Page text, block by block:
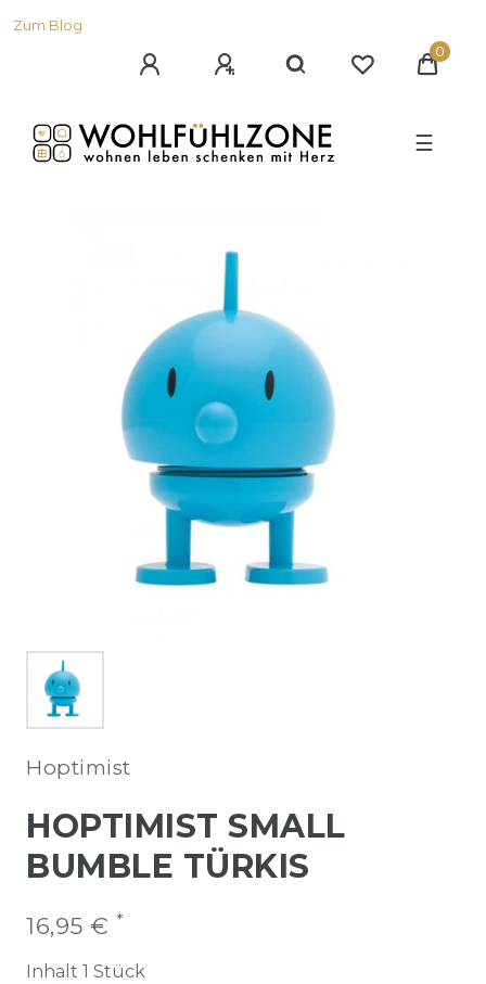
Zum Blog
0
☰
Hoptimist
HOPTIMIST SMALL
BUMBLE TÜRKIS
16,95 € *
Inhalt 1 Stück